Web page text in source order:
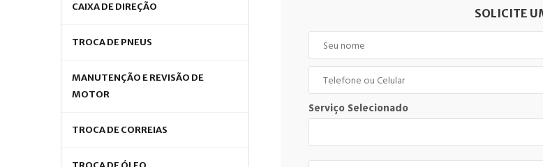
CAIXA DE DIREÇÃO
TROCA DE PNEUS
MANUTENÇÃO E REVISÃO DE
MOTOR
TROCA DE CORREIAS
SOLICITE
Serviço Selecionado